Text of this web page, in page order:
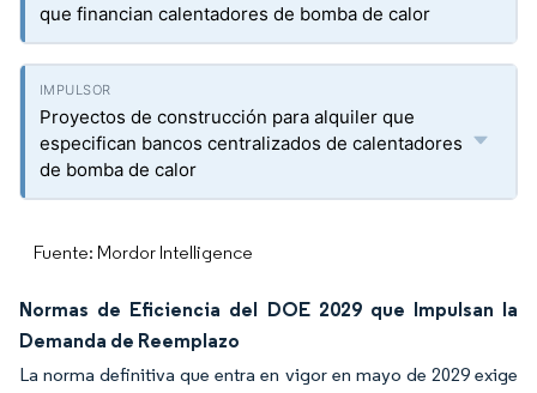
que financian calentadores de bomba de calor
Proyectos de construcción para alquiler que
especifican bancos centralizados de calentadores
de bomba de calor
Fuente: Mordor Intelligence
Normas de Eficiencia del DOE 2029 que Impulsan la
Demanda de Reemplazo
La norma definitiva que entra en vigor en mayo de 2029 exige